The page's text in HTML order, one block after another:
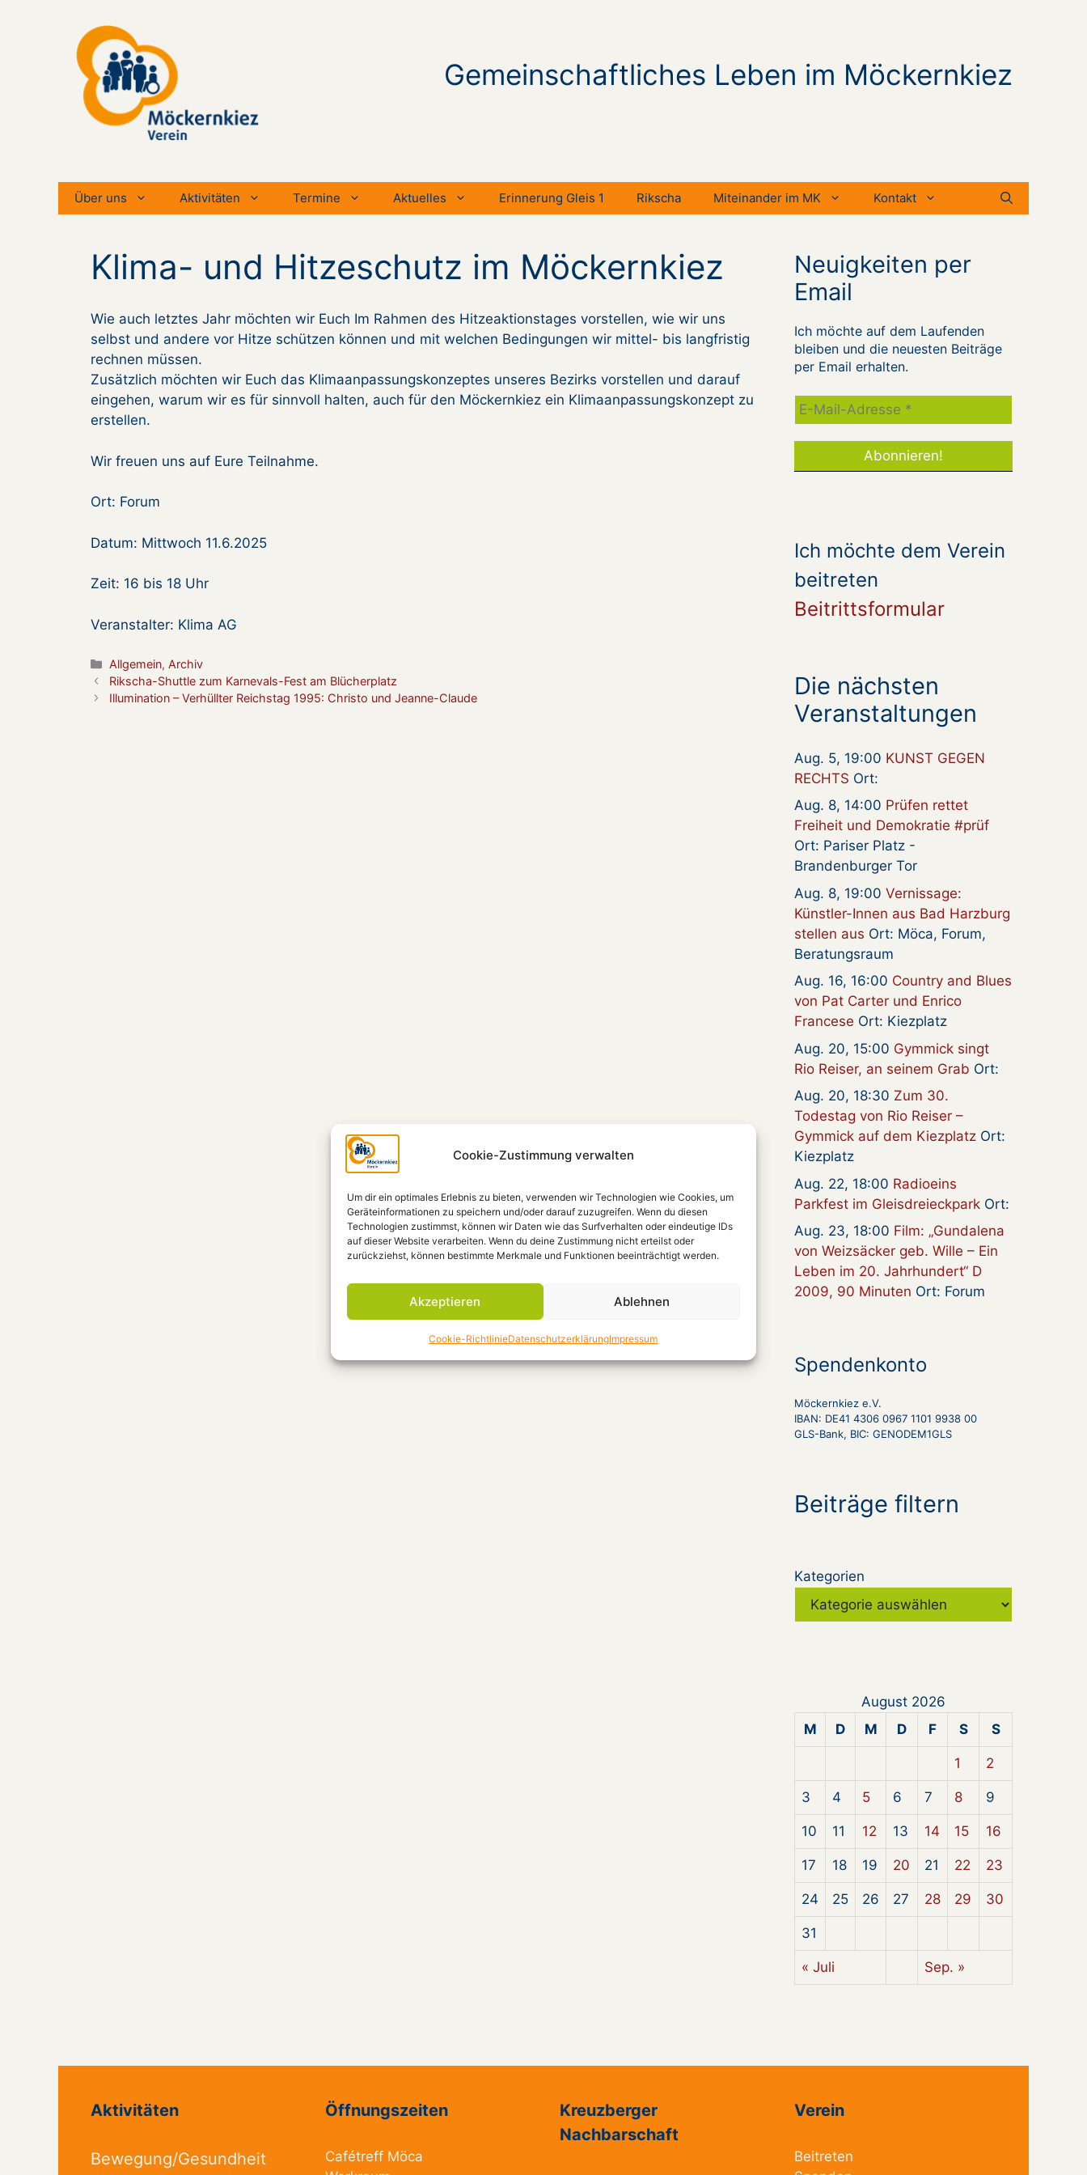
Cookie-Zustimmung verwalten
Um dir ein optimales Erlebnis zu bieten, verwenden wir Technologien wie Cookies, um
Geräteinformationen zu speichern und/oder darauf zuzugreifen. Wenn du diesen
Technologien zustimmst, können wir Daten wie das Surfverhalten oder eindeutige IDs
auf dieser Website verarbeiten. Wenn du deine Zustimmung nicht erteilst oder
zurückziehst, können bestimmte Merkmale und Funktionen beeinträchtigt werden.
Akzeptieren Ablehnen
Cookie-RichtlinieDatenschutzerklärungImpressum
Gemeinschaftliches Leben im Möckernkiez
Über uns Aktivitäten Termine Aktuelles Erinnerung Gleis 1 Rikscha Miteinander im MK Kontakt
Klima- und Hitzeschutz im Möckernkiez
Wie auch letztes Jahr möchten wir Euch Im Rahmen des Hitzeaktionstages vorstellen, wie wir uns
selbst und andere vor Hitze schützen können und mit welchen Bedingungen wir mittel- bis langfristig
rechnen müssen.
Zusätzlich möchten wir Euch das Klimaanpassungskonzeptes unseres Bezirks vorstellen und darauf
eingehen, warum wir es für sinnvoll halten, auch für den Möckernkiez ein Klimaanpassungskonzept zu
erstellen.
Wir freuen uns auf Eure Teilnahme.
Ort: Forum
Datum: Mittwoch 11.6.2025
Zeit: 16 bis 18 Uhr
Veranstalter: Klima AG
Kategorien
Allgemein, Archiv
Rikscha-Shuttle zum Karnevals-Fest am Blücherplatz
Illumination – Verhüllter Reichstag 1995: Christo und Jeanne-Claude
Neuigkeiten per
Email
Ich möchte auf dem Laufenden
bleiben und die neuesten Beiträge
per Email erhalten.
Ich möchte dem Verein
beitreten
Beitrittsformular
Die nächsten
Veranstaltungen
Aug. 5, 19:00 KUNST GEGEN
RECHTS Ort:
Aug. 8, 14:00 Prüfen rettet
Freiheit und Demokratie #prüf
Ort: Pariser Platz -
Brandenburger Tor
Aug. 8, 19:00 Vernissage:
Künstler-Innen aus Bad Harzburg
stellen aus Ort: Möca, Forum,
Beratungsraum
Aug. 16, 16:00 Country and Blues
von Pat Carter und Enrico
Francese Ort: Kiezplatz
Aug. 20, 15:00 Gymmick singt
Rio Reiser, an seinem Grab Ort:
Aug. 20, 18:30 Zum 30.
Todestag von Rio Reiser –
Gymmick auf dem Kiezplatz Ort:
Kiezplatz
Aug. 22, 18:00 Radioeins
Parkfest im Gleisdreieckpark Ort:
Aug. 23, 18:00 Film: „Gundalena
von Weizsäcker geb. Wille – Ein
Leben im 20. Jahrhundert“ D
2009, 90 Minuten Ort: Forum
Spendenkonto
Möckernkiez e.V.
IBAN: DE41 4306 0967 1101 9938 00
GLS-Bank, BIC: GENODEM1GLS
Beiträge filtern
Kategorien
August 2026
M
D M D F S S
1 2
3 4 5 6 7 8 9
10 11 12 13 14 15 16
17 18 19 20 21 22 23
24 25 26 27 28 29 30
31
« Juli Sep. »
Aktivitäten
Bewegung/Gesundheit
Öffnungszeiten
Cafétreff Möca
Kreuzberger
Nachbarschaft
Verein
Beitreten